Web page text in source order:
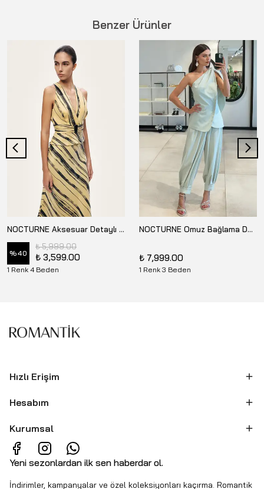
Benzer Ürünler
NOCTURNE Aksesuar Detaylı Çizgili Bluz N26YN6233
%40
₺ 5,999.00
₺ 3,599.00
1 Renk 4 Beden
NOCTURNE Omuz Bağlama Detaylı Bluz N26YN6249
₺ 7,999.00
1 Renk 3 Beden
Hızlı Erişim
Hesabım
Kurumsal
Yeni sezonlardan ilk sen haberdar ol.
İndirimler, kampanyalar ve özel koleksiyonları kaçırma. Romantik